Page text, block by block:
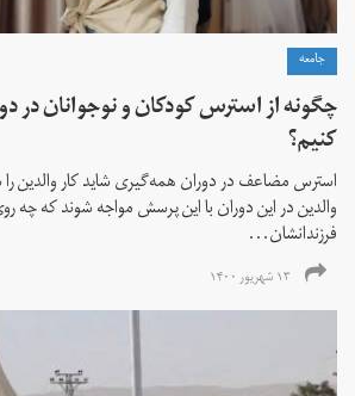
جامعه
چگونه از استرس کودکان و نوجوانان در
کنیم؟
استرس مضاعف در دوران همه‌گیری شاید کار والدین
والدین در این دوران با این پرسش مواجه شوند که چه
فرزندانشان...
۱۳ شهریور ۱۴۰۰